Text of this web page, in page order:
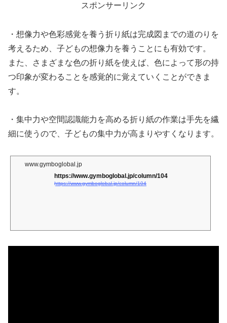
スポンサーリンク
・想像力や色彩感覚を養う折り紙は完成図までの道のりを
考えるため、子どもの想像力を養うことにも有効です。
また、さまざまな色の折り紙を使えば、色によって形の持
つ印象が変わることを感覚的に覚えていくことができま
す。
・集中力や空間認識能力を高める折り紙の作業は手先を繊
細に使うので、子どもの集中力が高まりやすくなります。
www.gymboglobal.jp
https://www.gymboglobal.jp/column/104
https://www.gymboglobal.jp/column/104